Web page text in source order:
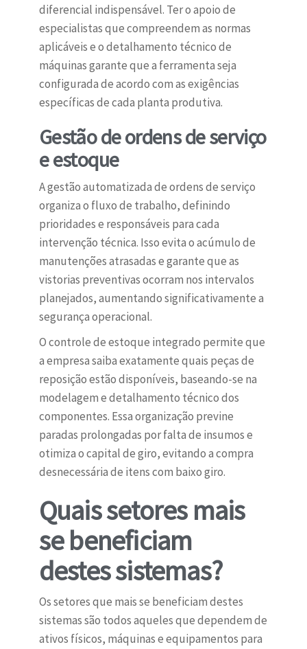
diferencial indispensável. Ter o apoio de
especialistas que compreendem as normas
aplicáveis e o detalhamento técnico de
máquinas garante que a ferramenta seja
configurada de acordo com as exigências
específicas de cada planta produtiva.
Gestão de ordens de serviço
e estoque
A gestão automatizada de ordens de serviço
organiza o fluxo de trabalho, definindo
prioridades e responsáveis para cada
intervenção técnica. Isso evita o acúmulo de
manutenções atrasadas e garante que as
vistorias preventivas ocorram nos intervalos
planejados, aumentando significativamente a
segurança operacional.
O controle de estoque integrado permite que
a empresa saiba exatamente quais peças de
reposição estão disponíveis, baseando-se na
modelagem e detalhamento técnico dos
componentes. Essa organização previne
paradas prolongadas por falta de insumos e
otimiza o capital de giro, evitando a compra
desnecessária de itens com baixo giro.
Quais setores mais
se beneficiam
destes sistemas?
Os setores que mais se beneficiam destes
sistemas são todos aqueles que dependem de
ativos físicos, máquinas e equipamentos para